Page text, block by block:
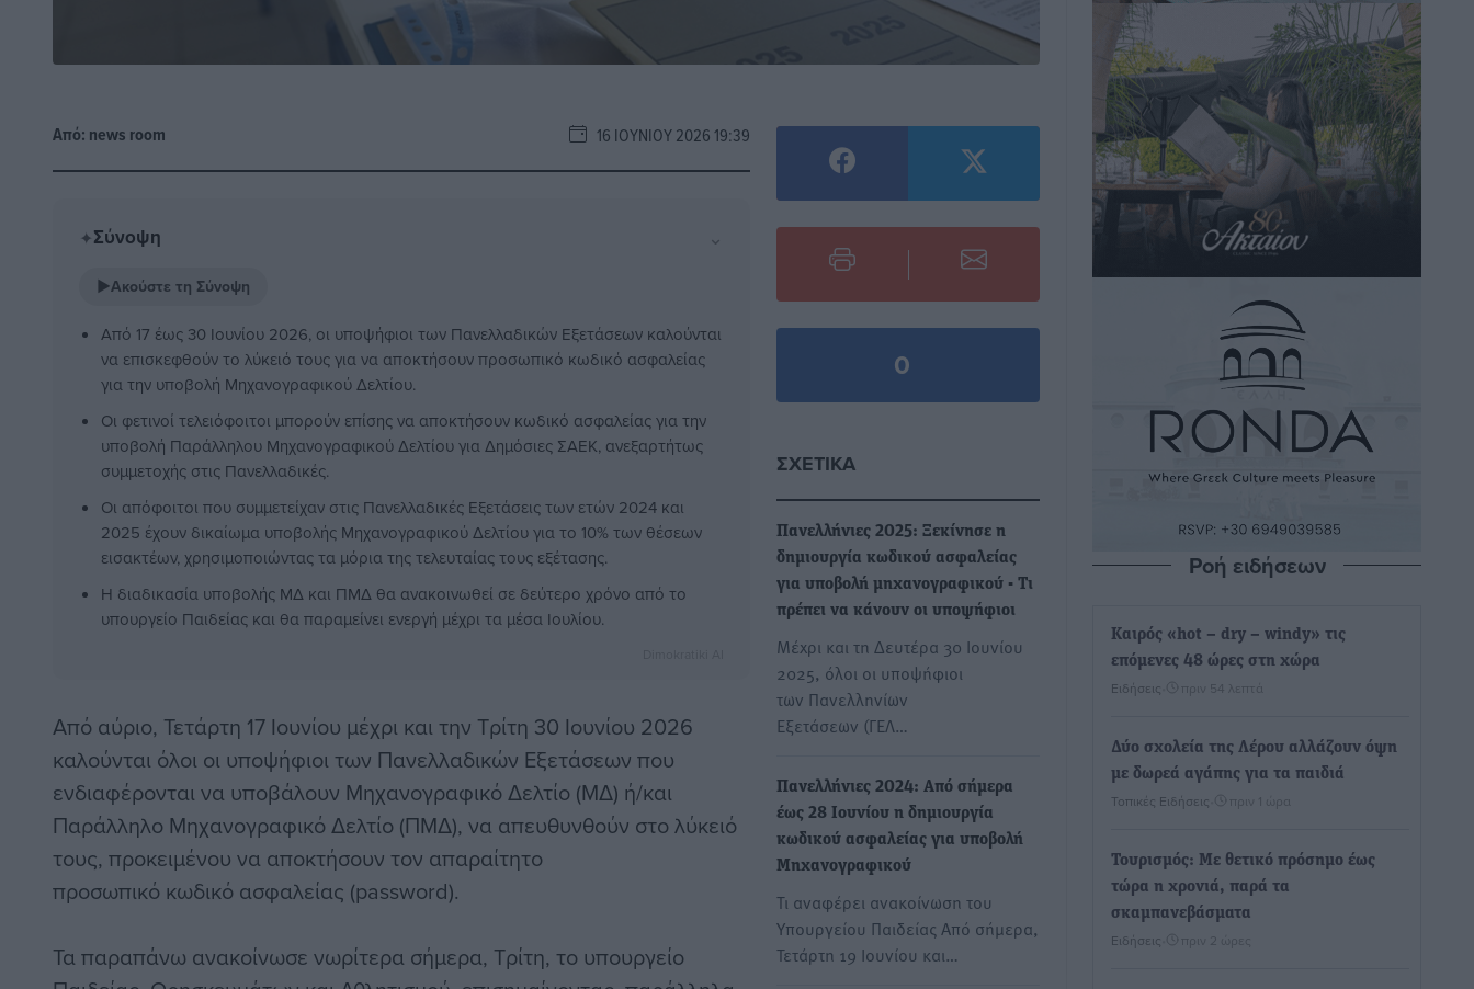
Από: news room 16 ΙΟΥΝΊΟΥ 2026 19:39
✦Σύνοψη ⌄
▶Ακούστε τη Σύνοψη
Από 17 έως 30 Ιουνίου 2026, οι υποψήφιοι των Πανελλαδικών Εξετάσεων καλούνται
να επισκεφθούν το λύκειό τους για να αποκτήσουν προσωπικό κωδικό ασφαλείας
για την υποβολή Μηχανογραφικού Δελτίου.
Οι φετινοί τελειόφοιτοι μπορούν επίσης να αποκτήσουν κωδικό ασφαλείας για την
υποβολή Παράλληλου Μηχανογραφικού Δελτίου για Δημόσιες ΣΑΕΚ, ανεξαρτήτως
συμμετοχής στις Πανελλαδικές.
Οι απόφοιτοι που συμμετείχαν στις Πανελλαδικές Εξετάσεις των ετών 2024 και
2025 έχουν δικαίωμα υποβολής Μηχανογραφικού Δελτίου για το 10% των θέσεων
εισακτέων, χρησιμοποιώντας τα μόρια της τελευταίας τους εξέτασης.
Η διαδικασία υποβολής ΜΔ και ΠΜΔ θα ανακοινωθεί σε δεύτερο χρόνο από το
υπουργείο Παιδείας και θα παραμείνει ενεργή μέχρι τα μέσα Ιουλίου.
Από αύριο, Τετάρτη 17 Ιουνίου μέχρι και την Τρίτη 30 Ιουνίου 2026
καλούνται όλοι οι υποψήφιοι των Πανελλαδικών Εξετάσεων που
ενδιαφέρονται να υποβάλουν Μηχανογραφικό Δελτίο (ΜΔ) ή/και
Παράλληλο Μηχανογραφικό Δελτίο (ΠΜΔ), να απευθυνθούν στο λύκειό
τους, προκειμένου να αποκτήσουν τον απαραίτητο
προσωπικό κωδικό ασφαλείας (password).
Τα παραπάνω ανακοίνωσε νωρίτερα σήμερα, Τρίτη, το υπουργείο
0
ΣΧΕΤΙΚΆ
Πανελλήνιες 2025: Ξεκίνησε η
δημιουργία κωδικού ασφαλείας
για υποβολή μηχανογραφικού - Τι
πρέπει να κάνουν οι υποψήφιοι
Μέχρι και τη Δευτέρα 30 Ιουνίου
2025, όλοι οι υποψήφιοι
των Πανελληνίων
Εξετάσεων (ΓΕΛ…
Πανελλήνιες 2024: Από σήμερα
έως 28 Ιουνίου η δημιουργία
κωδικού ασφαλείας για υποβολή
Μηχανογραφικού
Τι αναφέρει ανακοίνωση του
Υπουργείου Παιδείας Από σήμερα,
Τετάρτη 19 Ιουνίου και…
Ροή ειδήσεων
Καιρός «hot – dry – windy» τις
επόμενες 48 ώρες στη χώρα
Ειδήσεις πριν 54 λεπτά
Δύο σχολεία της Λέρου αλλάζουν όψη
με δωρεά αγάπης για τα παιδιά
Τοπικές Ειδήσεις πριν 1 ώρα
Τουρισμός: Με θετικό πρόσημο έως
τώρα η χρονιά, παρά τα
σκαμπανεβάσματα
Ειδήσεις πριν 2 ώρες